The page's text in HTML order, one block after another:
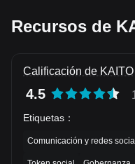
Recursos de
Calificación de KAITO
4.5
Etiquetas ：
Comunicación y redes